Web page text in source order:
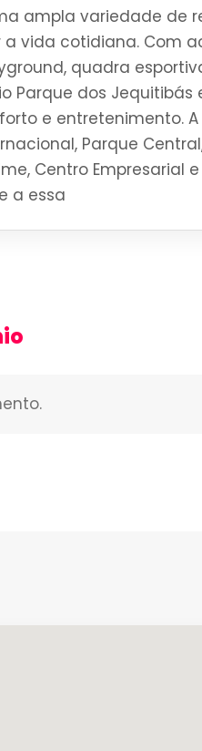
ampla variedade de
a vida cotidiana. Com
quadra
Parque dos
e entretenimento.
Parque
Centro Empresarial
a essa